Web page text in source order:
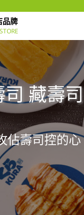
品牌
藏壽司
佔壽司控的心